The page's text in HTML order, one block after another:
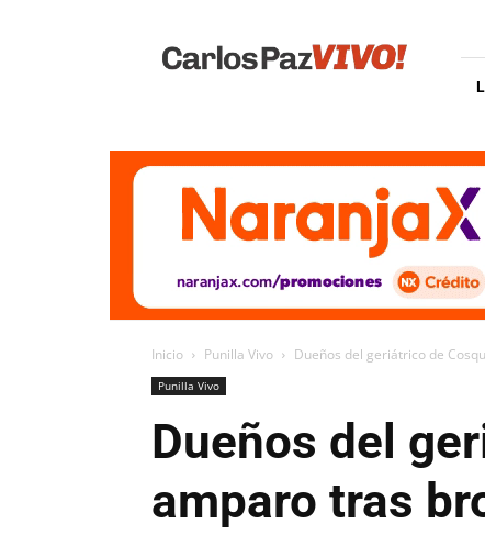
Vivo
Inicio Punilla Vivo Dueños del geriátrico de
Punilla Vivo
Dueños del
amparo tras